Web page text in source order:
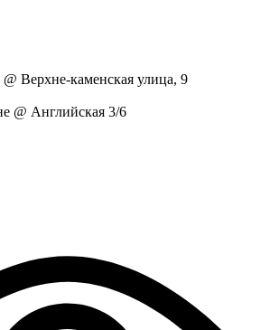
Верхне-каменская улица, 9